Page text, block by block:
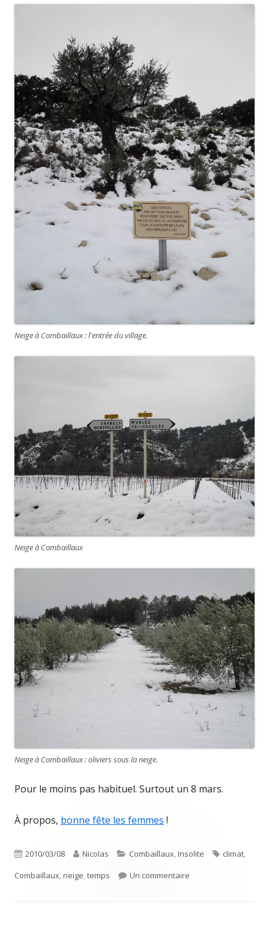
Neige à Combaillaux : l'entrée du village.
Neige à Combaillaux
Neige à Combaillaux : oliviers sous la neige.
Pour le moins pas habituel. Surtout un 8 mars.
À propos, bonne fête les femmes !
Publié
le
2010/03/08 Auteur
Nicolas Catégories
Combaillaux,Insolite Étiquettes
climat,
Combaillaux,neige,temps Un commentaire